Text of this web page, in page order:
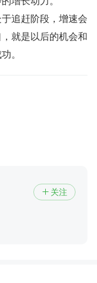
追赶阶段，增速会
就是以后的机会和
。
 关注